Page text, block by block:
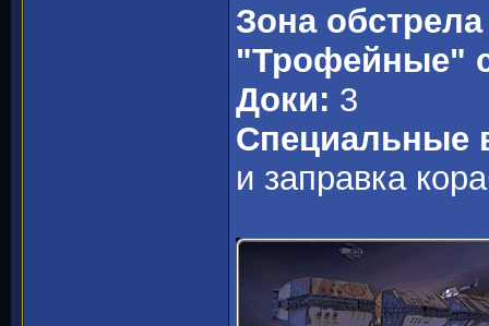
Зона
"Трофейные"
Доки: 3
Специальные
и заправка